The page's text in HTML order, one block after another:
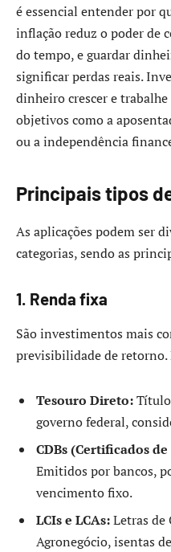
é essencial entender por
inflação reduz o poder de
do tempo, e guardar
significar perdas reais.
dinheiro crescer e
objetivos como a
ou a independência
Principais tipos
As aplicações podem ser
categorias, sendo as
1. Renda fixa
São investimentos mais
previsibilidade de
Tesouro Direto:
governo federal,
CDBs (Certificados
Emitidos por bancos,
vencimento fixo.
LCIs e LCAs:Letras
Agronegócio, isentas